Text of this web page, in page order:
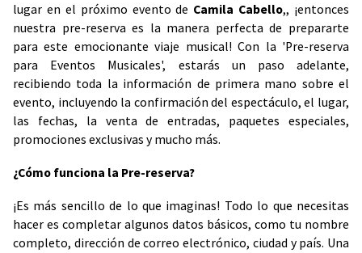
lugar en el próximo evento de Camila Cabello,, ¡entonces
nuestra pre-reserva es la manera perfecta de prepararte
para este emocionante viaje musical! Con la 'Pre-reserva
para Eventos Musicales', estarás un paso adelante,
recibiendo toda la información de primera mano sobre el
evento, incluyendo la confirmación del espectáculo, el lugar,
las fechas, la venta de entradas, paquetes especiales,
promociones exclusivas y mucho más.
¿Cómo funciona la Pre-reserva?
¡Es más sencillo de lo que imaginas! Todo lo que necesitas
hacer es completar algunos datos básicos, como tu nombre
completo, dirección de correo electrónico, ciudad y país. Una